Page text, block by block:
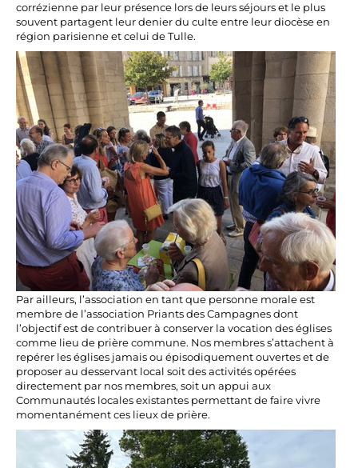
corrézienne par leur présence lors de leurs séjours et le plus
souvent partagent leur denier du culte entre leur diocèse en
région parisienne et celui de Tulle.
Par ailleurs, l’association en tant que personne morale est
membre de l’association Priants des Campagnes dont
l’objectif est de contribuer à conserver la vocation des églises
comme lieu de prière commune. Nos membres s’attachent à
repérer les églises jamais ou épisodiquement ouvertes et de
proposer au desservant local soit des activités opérées
directement par nos membres, soit un appui aux
Communautés locales existantes permettant de faire vivre
momentanément ces lieux de prière.